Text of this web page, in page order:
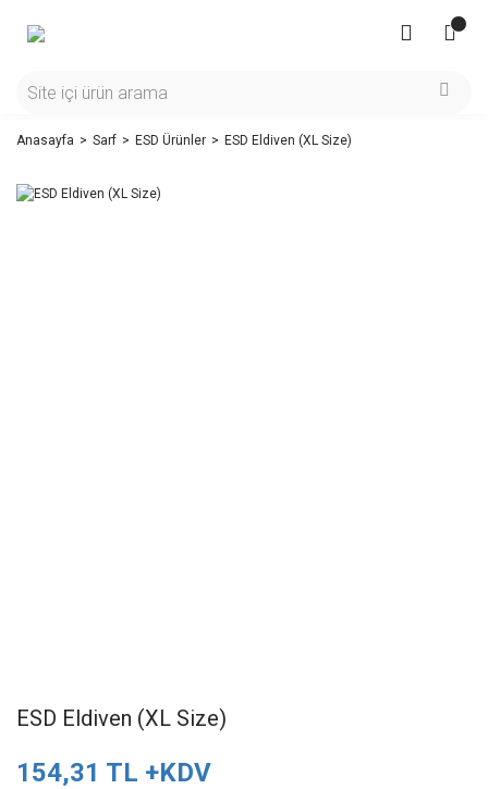
Anasayfa Sarf ESD Ürünler ESD Eldiven (XL Size)
ESD Eldiven (XL Size)
154,31 TL +KDV